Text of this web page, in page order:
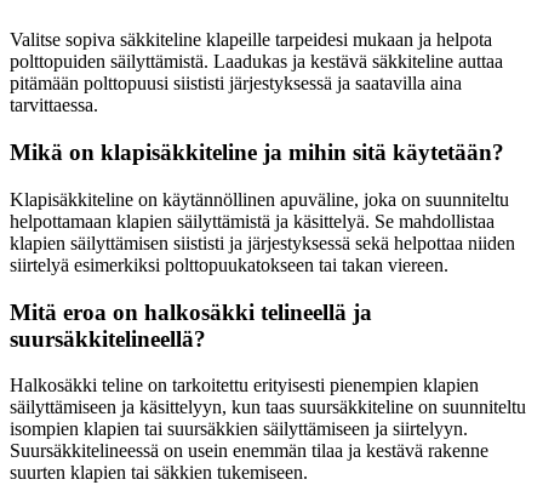
Valitse sopiva säkkiteline klapeille tarpeidesi mukaan ja helpota
polttopuiden säilyttämistä. Laadukas ja kestävä säkkiteline auttaa
pitämään polttopuusi siististi järjestyksessä ja saatavilla aina
tarvittaessa.
Mikä on klapisäkkiteline ja mihin sitä käytetään?
Klapisäkkiteline on käytännöllinen apuväline, joka on suunniteltu
helpottamaan klapien säilyttämistä ja käsittelyä. Se mahdollistaa
klapien säilyttämisen siististi ja järjestyksessä sekä helpottaa niiden
siirtelyä esimerkiksi polttopuukatokseen tai takan viereen.
Mitä eroa on halkosäkki telineellä ja
suursäkkitelineellä?
Halkosäkki teline on tarkoitettu erityisesti pienempien klapien
säilyttämiseen ja käsittelyyn, kun taas suursäkkiteline on suunniteltu
isompien klapien tai suursäkkien säilyttämiseen ja siirtelyyn.
Suursäkkitelineessä on usein enemmän tilaa ja kestävä rakenne
suurten klapien tai säkkien tukemiseen.